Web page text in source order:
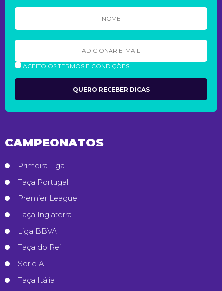
ACEITO OS TERMOS E CONDIÇÕES.
CAMPEONATOS
Primeira Liga
Taça Portugal
Premier League
Taça Inglaterra
Liga BBVA
Taça do Rei
Serie A
Taça Itália